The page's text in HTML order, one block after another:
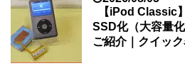
【iPod Classic
SSD化（大容量
ご紹介｜クイッ